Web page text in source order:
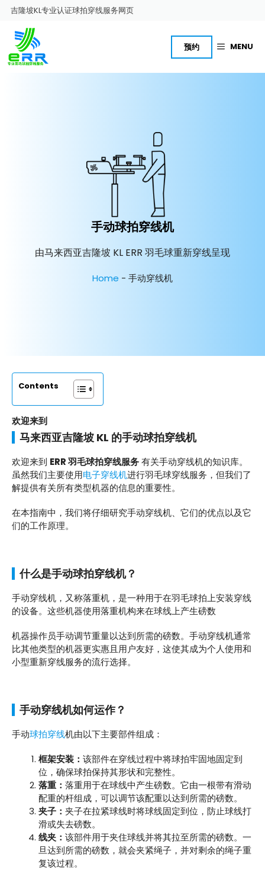
吉隆坡KL专业认证球拍穿线服务网页
MENU
预约
手动球拍穿线机
由马来西亚吉隆坡 KL ERR 羽毛球重新穿线呈现
Home - 手动穿线机
Contents
欢迎来到
马来西亚吉隆坡 KL 的手动球拍穿线机
欢迎来到 ERR 羽毛球拍穿线服务有关手动穿线机的知识库。
虽然我们主要使用电子穿线机进行羽毛球穿线服务，但我们了
解提供有关所有类型机器的信息的重要性。
在本指南中，我们将仔细研究手动穿线机、它们的优点以及它
们的工作原理。
什么是手动球拍穿线机？
手动穿线机，又称落重机，是一种用于在羽毛球拍上安装穿线
的设备。这些机器使用落重机构来在球线上产生磅数
机器操作员手动调节重量以达到所需的磅数。手动穿线机通常
比其他类型的机器更实惠且用户友好，这使其成为个人使用和
小型重新穿线服务的流行选择。
手动穿线机如何运作？
手动球拍穿线机由以下主要部件组成：
框架安装： 该部件在穿线过程中将球拍牢固地固定到
位，确保球拍保持其形状和完整性。
落重： 落重用于在球线中产生磅数。它由一根带有滑动
配重的杆组成，可以调节该配重以达到所需的磅数。
夹子： 夹子在拉紧球线时将球线固定到位，防止球线打
滑或失去磅数。
线夹： 该部件用于夹住球线并将其拉至所需的磅数。一
旦达到所需的磅数，就会夹紧绳子，并对剩余的绳子重
复该过程。